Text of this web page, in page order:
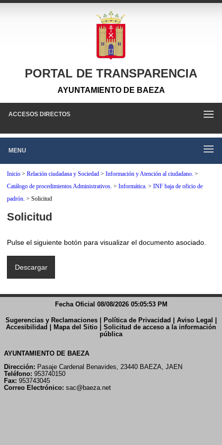
PORTAL DE TRANSPARENCIA
AYUNTAMIENTO DE BAEZA
ACCESOS DIRECTOS
MENU
Inicio >Relación ciudadana y Sociedad >Información y Atención al ciudadano. >
Catálogo de procedimientos Administrativos. >Informática. >INF baja de oficio de
padrón. >Solicitud
Solicitud
Pulse el siguiente botón para visualizar el documento asociado.
Fecha Oficial 08/08/2026 05:05:53 PM
Sugerencias y Reclamaciones| Política de Privacidad | Aviso Legal |
Accesibilidad | Mapa del Sitio | Solicitud de acceso a la información
pública
AYUNTAMIENTO DE BAEZA
Dirección: Pasaje Cardenal Benavides, 23440 BAEZA, JAEN
Teléfono: 953740150
Fax: 953743045
Correo Electrónico: sac@baeza.net